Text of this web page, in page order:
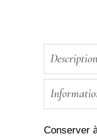
Description
Conserver